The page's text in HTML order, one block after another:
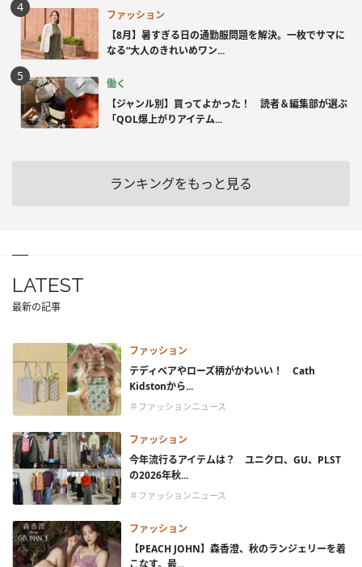
ファッション
【8月】暑すぎる日の通勤服問題を解決。一枚でサマに
なる“大人のきれいめワン...
働く
【ジャンル別】買ってよかった！ 読者＆編集部が選ぶ
「QOL爆上がりアイテム...
ランキングをもっと見る
LATEST
最新の記事
ファッション
テディベアやローズ柄がかわいい！ Cath
Kidstonから...
＃ファッションニュース
ファッション
今年流行るアイテムは？ ユニクロ、GU、PLST
の2026年秋...
＃ファッションニュース
ファッション
【PEACH JOHN】森香澄、秋のランジェリーを着